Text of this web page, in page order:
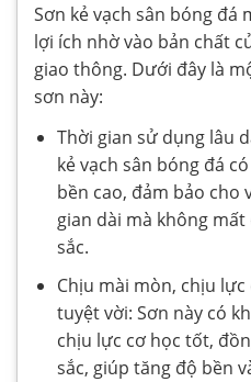
Sơn kẻ vạch sân bóng đá
lợi ích nhờ vào bản chất
giao thông. Dưới đây là
sơn này:
Thời gian sử dụng lâu
kẻ vạch sân bóng đá
bền cao, đảm bảo cho
gian dài mà không
sắc.
Chịu mài mòn, chịu
tuyệt vời: Sơn này có
chịu lực cơ học tốt,
sắc, giúp tăng độ bền